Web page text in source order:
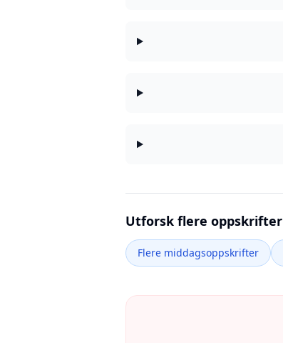
Utforsk flere oppskrifter
Flere middagsoppskrifter